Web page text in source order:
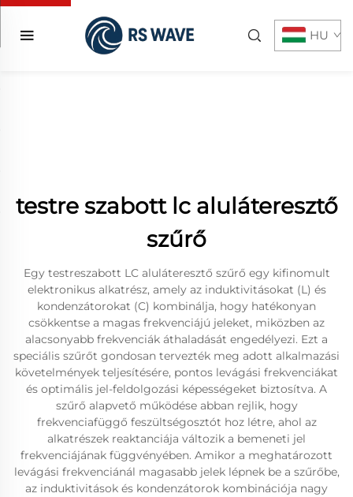
HU
testre szabott lc aluláteresztő
szűrő
Egy testreszabott LC aluláteresztő szűrő egy kifinomult
elektronikus alkatrész, amely az induktivitásokat (L) és
kondenzátorokat (C) kombinálja, hogy hatékonyan
csökkentse a magas frekvenciájú jeleket, miközben az
alacsonyabb frekvenciák áthaladását engedélyezi. Ezt a
speciális szűrőt gondosan tervezték meg adott alkalmazási
követelmények teljesítésére, pontos levágási frekvenciákat
és optimális jel-feldolgozási képességeket biztosítva. A
szűrő alapvető működése abban rejlik, hogy
frekvenciafüggő feszültségosztót hoz létre, ahol az
alkatrészek reaktanciája változik a bemeneti jel
frekvenciájának függvényében. Amikor a meghatározott
levágási frekvenciánál magasabb jelek lépnek be a szűrőbe,
az induktivitások és kondenzátorok kombinációja nagy